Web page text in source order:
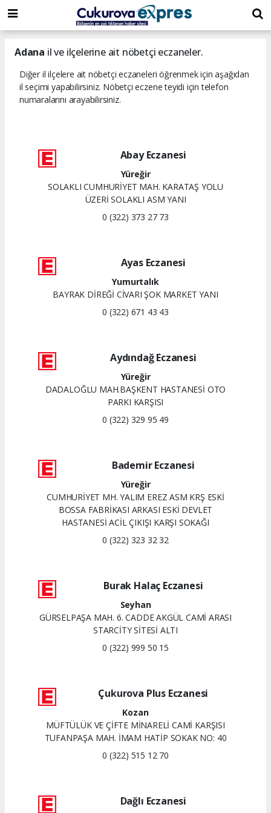
dini
chat
islami
chat
islami
sohbetler
Adana il ve ilçelerine ait nöbetçi eczaneler.
Diğer il ilçelere ait nöbetçi eczaneleri öğrenmek için aşağıdan
il seçimi yapabilirsiniz. Nöbetçi eczene teyidi için telefon
numaralarını arayabilirsiniz.
Abay Eczanesi
Yüreğir
SOLAKLI CUMHURİYET MAH. KARATAŞ YOLU
ÜZERİ SOLAKLI ASM YANI
0 (322) 373 27 73
Ayas Eczanesi
Yumurtalık
BAYRAK DİREĞİ CİVARI ŞOK MARKET YANI
0 (322) 671 43 43
Aydındağ Eczanesi
Yüreğir
DADALOĞLU MAH.BAŞKENT HASTANESİ OTO
PARKI KARŞISI
0 (322) 329 95 49
Bademir Eczanesi
Yüreğir
CUMHURİYET MH. YALIM EREZ ASM KRŞ ESKİ
BOSSA FABRİKASI ARKASI ESKİ DEVLET
HASTANESİ ACİL ÇIKIŞI KARŞI SOKAĞI
0 (322) 323 32 32
Burak Halaç Eczanesi
Seyhan
GÜRSELPAŞA MAH. 6. CADDE AKGÜL CAMİ ARASI
STARCİTY SİTESİ ALTI
0 (322) 999 50 15
Çukurova Plus Eczanesi
Kozan
MÜFTÜLÜK VE ÇİFTE MİNARELİ CAMİ KARŞISI
TUFANPAŞA MAH. İMAM HATİP SOKAK NO: 40
0 (322) 515 12 70
Dağlı Eczanesi